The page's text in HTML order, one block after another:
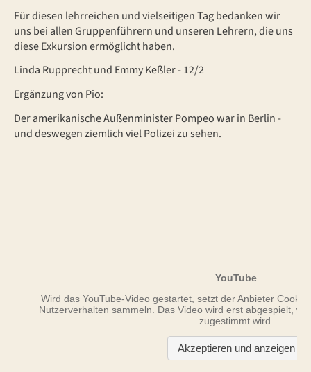
Für diesen lehrreichen und vielseitigen Tag bedanken wir
uns bei allen Gruppenführern und unseren Lehrern, die uns
diese Exkursion ermöglicht haben.
Linda Rupprecht und Emmy Keßler - 12/2
Ergänzung von Pio:
Der amerikanische Außenminister Pompeo war in Berlin -
und deswegen ziemlich viel Polizei zu sehen.